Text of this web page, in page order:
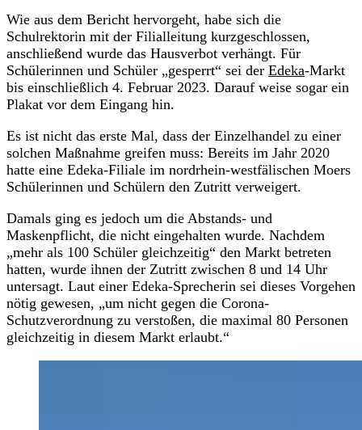
Wie aus dem Bericht hervorgeht, habe sich die
Schulrektorin mit der Filialleitung kurzgeschlossen,
anschließend wurde das Hausverbot verhängt. Für
Schülerinnen und Schüler „gesperrt“ sei der Edeka-Markt
bis einschließlich 4. Februar 2023. Darauf weise sogar ein
Plakat vor dem Eingang hin.
Es ist nicht das erste Mal, dass der Einzelhandel zu einer
solchen Maßnahme greifen muss: Bereits im Jahr 2020
hatte eine Edeka-Filiale im nordrhein-westfälischen Moers
Schülerinnen und Schülern den Zutritt verweigert.
Damals ging es jedoch um die Abstands- und
Maskenpflicht, die nicht eingehalten wurde. Nachdem
„mehr als 100 Schüler gleichzeitig“ den Markt betreten
hatten, wurde ihnen der Zutritt zwischen 8 und 14 Uhr
untersagt. Laut einer Edeka-Sprecherin sei dieses Vorgehen
nötig gewesen, „um nicht gegen die Corona-
Schutzverordnung zu verstoßen, die maximal 80 Personen
gleichzeitig in diesem Markt erlaubt.“